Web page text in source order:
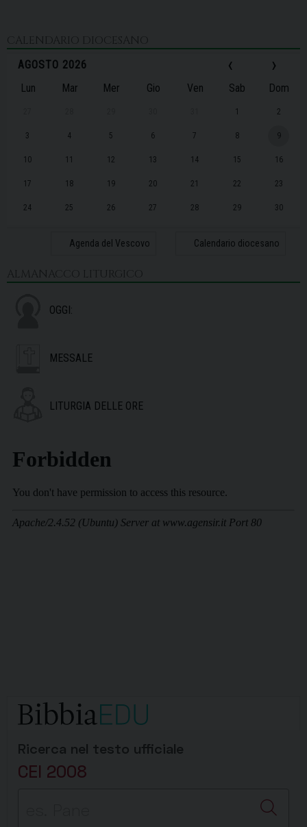
CALENDARIO DIOCESANO
‹
AGOSTO 2026 ›
Lun Mar Mer Gio Ven Sab Dom
1 2
3 4 5 6 7 8 9
10 11 12 13 14 15 16
17 18 19 20 21 22 23
24 25 26 27 28 29 30
Agenda del Vescovo Calendario diocesano
ALMANACCO LITURGICO
OGGI:
MESSALE
LITURGIA DELLE ORE